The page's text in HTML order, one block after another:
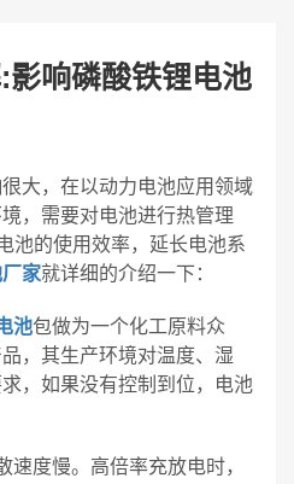
响磷酸铁锂电池
大，在以动力电池应用领域
，需要对电池进行热管理
池的使用效率，延长电池系
家就详细的介绍一下：
池包做为一个化工原料众
，其生产环境对温度、湿
，如果没有控制到位，电池
速度慢。高倍率充放电时，